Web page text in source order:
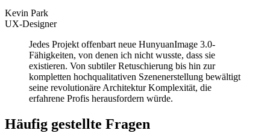
Kevin Park
UX-Designer
Jedes Projekt offenbart neue HunyuanImage 3.0-
Fähigkeiten, von denen ich nicht wusste, dass sie
existieren. Von subtiler Retuschierung bis hin zur
kompletten hochqualitativen Szenenerstellung bewältigt
seine revolutionäre Architektur Komplexität, die
erfahrene Profis herausfordern würde.
Häufig gestellte Fragen